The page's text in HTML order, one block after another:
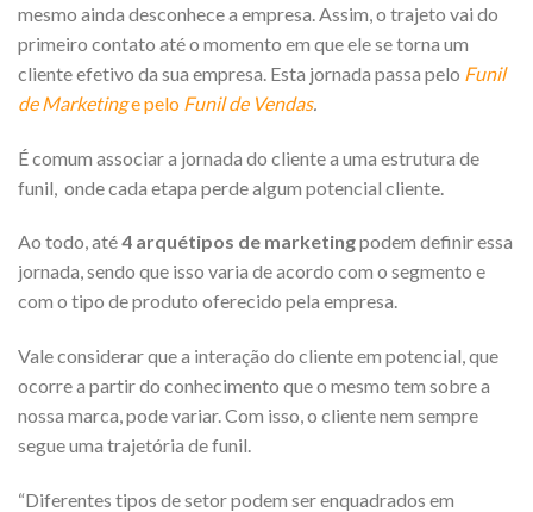
mesmo ainda desconhece a empresa. Assim, o trajeto vai do
primeiro contato até o momento em que ele se torna um
cliente efetivo da sua empresa. Esta jornada passa pelo Funil
de Marketinge pelo Funil de Vendas.
É comum associar a jornada do cliente a uma estrutura de
funil, onde cada etapa perde algum potencial cliente.
Ao todo, até4 arquétipos de marketingpodem definir essa
jornada, sendo que isso varia de acordo com o segmento e
com o tipo de produto oferecido pela empresa.
Vale considerar que a interação do cliente em potencial, que
ocorre a partir do conhecimento que o mesmo tem sobre a
nossa marca, pode variar. Com isso, o cliente nem sempre
segue uma trajetória de funil.
“Diferentes tipos de setor podem ser enquadrados em